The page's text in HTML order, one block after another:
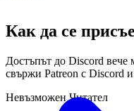
Как да се
Достъпът до Discord вече
свържи Patreon с Discord и
Невъзможен Читател